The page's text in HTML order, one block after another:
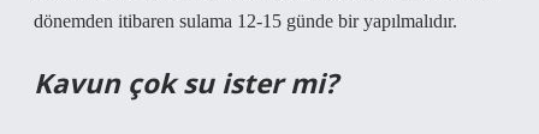
dönemden itibaren sulama 12-15 günde bir yapılmalıdır.
Kavun çok su ister mi?